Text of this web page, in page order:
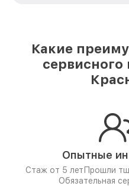
Какие
сервисного
Опытные
Стаж от 5 лет Прошли
Обязательная